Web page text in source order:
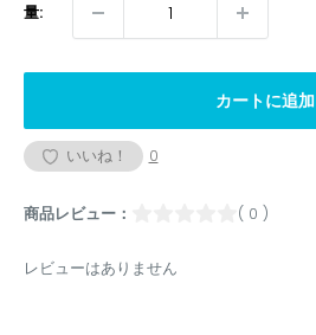
量:
カートに追加
いいね！ 0
商品レビュー： ( 0 )
レビューはありません